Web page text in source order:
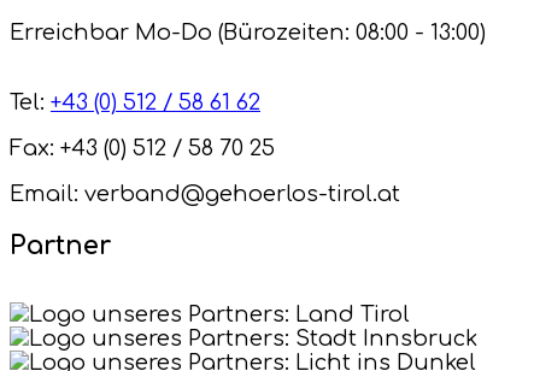
Erreichbar Mo-Do (Bürozeiten: 08:00 - 13:00)
Tel: +43 (0) 512 / 58 61 62
Fax: +43 (0) 512 / 58 70 25
Email: verband@gehoerlos-tirol.at
Partner